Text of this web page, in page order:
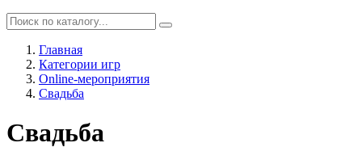
Главная
Категории игр
Online-мероприятия
Свадьба
Свадьба